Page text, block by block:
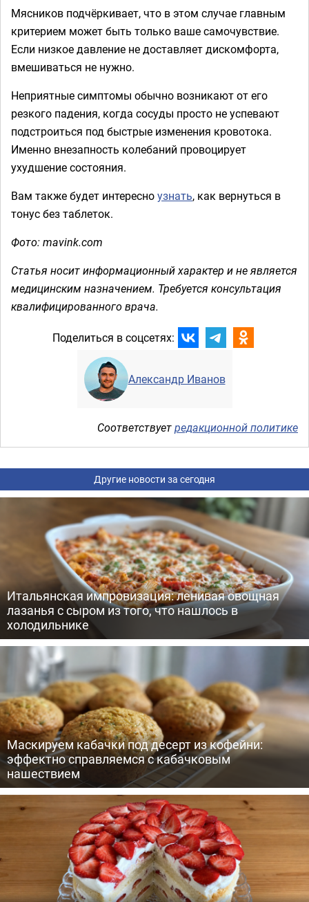
Мясников подчёркивает, что в этом случае главным
критерием может быть только ваше самочувствие.
Если низкое давление не доставляет дискомфорта,
вмешиваться не нужно.
Неприятные симптомы обычно возникают от его
резкого падения, когда сосуды просто не успевают
подстроиться под быстрые изменения кровотока.
Именно внезапность колебаний провоцирует
ухудшение состояния.
Вам также будет интересноузнать, как вернуться в
тонус без таблеток.
Фото: mavink.com
Статья носит информационный характер и не является
медицинским назначением. Требуется консультация
квалифицированного врача.
Поделиться в соцсетях:
Александр Иванов
Соответствуетредакционной политике
Другие новости за сегодня
Итальянская импровизация: ленивая овощная
лазанья с сыром из того, что нашлось в
холодильнике
Маскируем кабачки под десерт из кофейни:
эффектно справляемся с кабачковым
нашествием